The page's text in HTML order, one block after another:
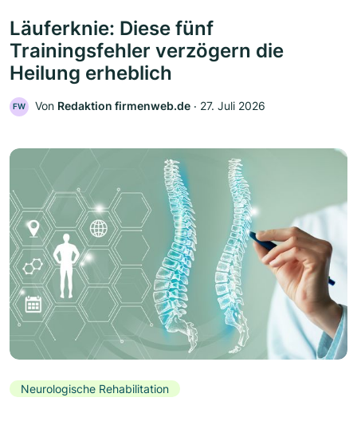
Läuferknie: Diese fünf
Trainingsfehler verzögern die
Heilung erheblich
FW Von Redaktion firmenweb.de ‧ 27. Juli 2026
Neurologische Rehabilitation